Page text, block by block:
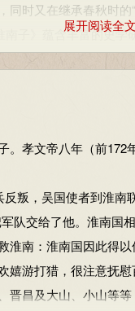
同时又在继承春秋时
子》蕴含丰富的史学
他将鸡蛋去汁，以
《物原》中提到前
展开阅读全
孝文帝八年（前172
，吴国使者到淮南
队交给了他。淮南
南：淮南国因此得以
游打猎，很注意抚慰
晋昌及大山、小山等